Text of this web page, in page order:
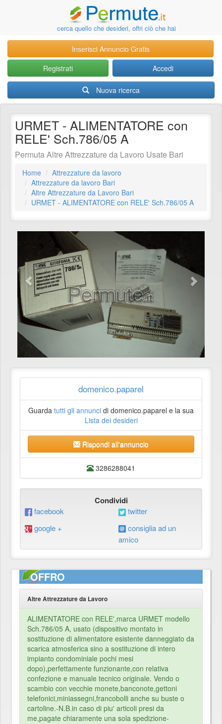
cerca quello che desideri, offri ciò che hai
Inserisci Annuncio Gratis
Registrati
Accedi
Nuova ricerca
URMET - ALIMENTATORE con
RELE' Sch.786/05 A
Permuta Altre Attrezzature da Lavoro Usate Bari
Home
Attrezzature da lavoro
Attrezzature da lavoro Bari
Altre Attrezzature da Lavoro Bari
URMET - ALIMENTATORE con RELE' Sch.786/05 A
domenico.paparel
Guarda tutti gli annunci di domenico.paparel e la sua
Lista dei desideri
Rispondi all'annuncio
3286288041
Condividi
facebook
twitter
google +
consiglia ad un
amico
OFFRO
Altre Attrezzature da Lavoro
ALIMENTATORE con RELE',marca URMET modello
Sch.786/05 A, usato (dispositivo montato in
sostituzione di alimentatore esistente danneggiato da
scarica atmosferica sino a sostituzione di intero
impianto condominiale pochi mesi
dopo),perfettamente funzionante,con relativa
confezione e manuale tecnico originale. Vendo o
scambio con vecchie monete,banconote,gettoni
telefonici,miniassegni,francobolli anche su buste o
cartoline.-N.B.in caso di piu' articoli presi da
me,pagate chiaramente una sola spedizione-